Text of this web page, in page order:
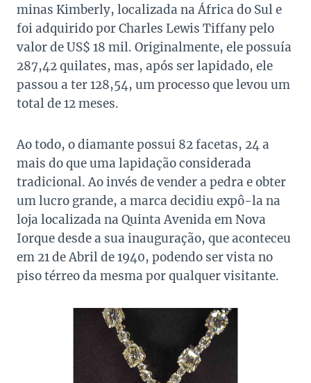
minas Kimberly, localizada na África do Sul e
foi adquirido por Charles Lewis Tiffany pelo
valor de US$ 18 mil. Originalmente, ele possuía
287,42 quilates, mas, após ser lapidado, ele
passou a ter 128,54, um processo que levou um
total de 12 meses.
Ao todo, o diamante possui 82 facetas, 24 a
mais do que uma lapidação considerada
tradicional. Ao invés de vender a pedra e obter
um lucro grande, a marca decidiu expô-la na
loja localizada na Quinta Avenida em Nova
Iorque desde a sua inauguração, que aconteceu
em 21 de Abril de 1940, podendo ser vista no
piso térreo da mesma por qualquer visitante.